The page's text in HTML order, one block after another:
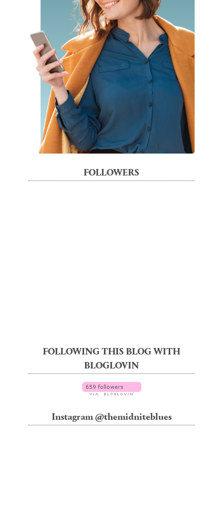
FOLLOWERS
FOLLOWING THIS BLOG WITH
BLOGLOVIN
Instagram @themidniteblues